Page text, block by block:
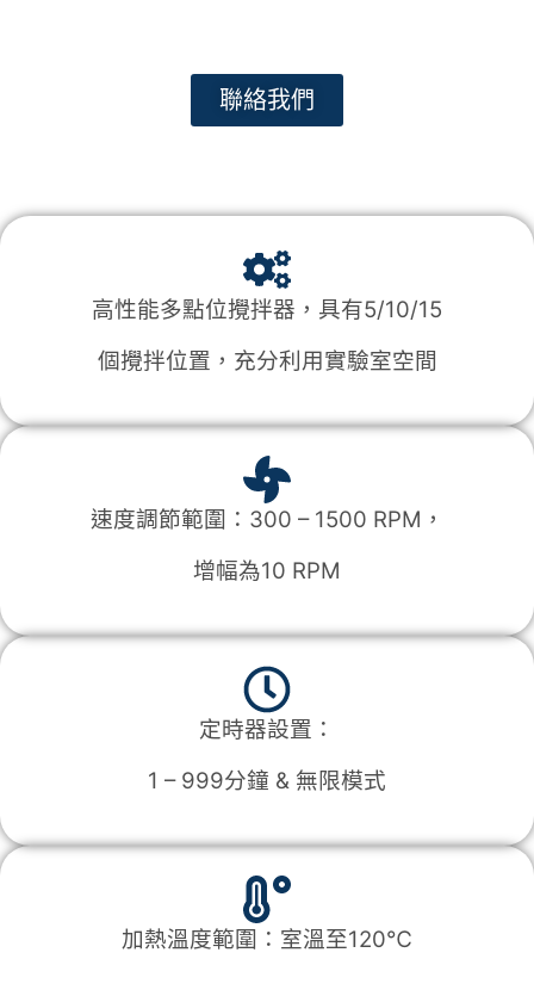
聯絡我們
高性能多點位攪拌器，具有5/10/15
個攪拌位置，充分利用實驗室空間
速度調節範圍：300 – 1500 RPM，
增幅為10 RPM
定時器設置：
1 – 999分鐘 & 無限模式
加熱溫度範圍：室溫至120℃